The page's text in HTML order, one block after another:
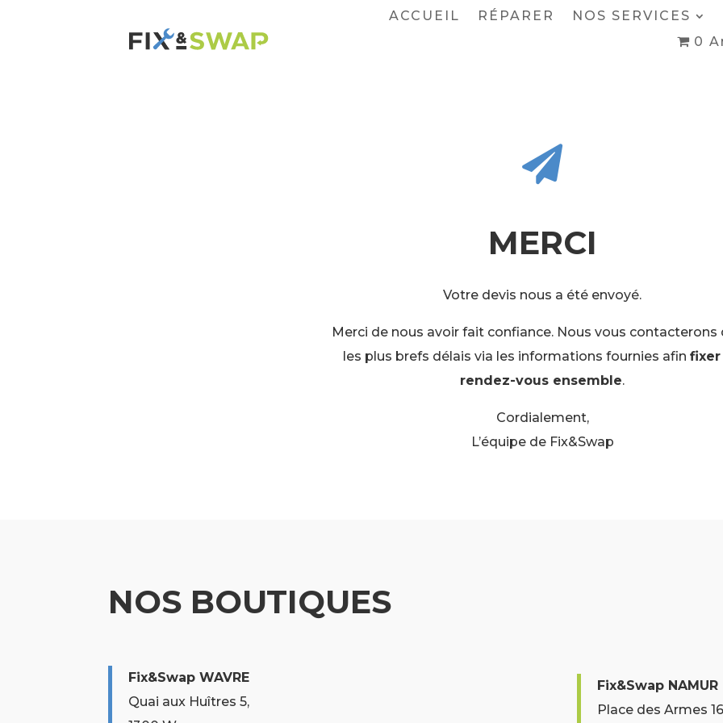
ACCUEIL RÉPARER
NOS SERVICES
0

MERCI
Votre devis nous a été envoyé.
Merci de nous avoir fait confiance. Nous vous contacterons
les plus brefs délais via les informations fournies afin fixer
rendez-vous ensemble.
Cordialement,
L’équipe de Fix&Swap
NOS BOUTIQUES
Fix&Swap WAVRE
Quai aux Huîtres 5,
Fix&Swap NAMUR
Place des Armes